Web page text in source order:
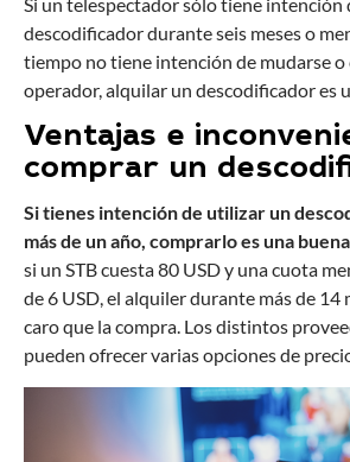
descodificador durante seis meses o
tiempo no tiene intención de mudarse o
operador, alquilar un descodificador es
Ventajas e
comprar un
Si tienes intención de utilizar un
más de un año, comprarlo es una buena
si un STB cuesta 80 USD y una cuota
de 6 USD, el alquiler durante más de 14
caro que la compra. Los distintos
pueden ofrecer varias opciones de